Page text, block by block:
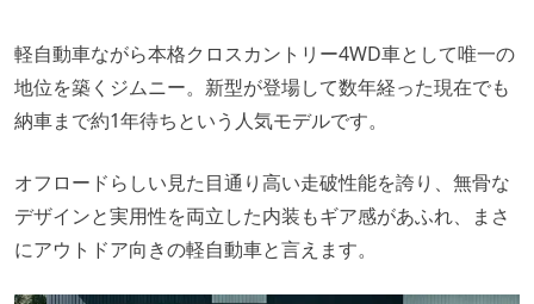
軽自動車ながら本格クロスカントリー4WD車として唯一の
地位を築くジムニー。新型が登場して数年経った現在でも
納車まで約1年待ちという人気モデルです。
オフロードらしい見た目通り高い走破性能を誇り、無骨な
デザインと実用性を両立した内装もギア感があふれ、まさ
にアウトドア向きの軽自動車と言えます。